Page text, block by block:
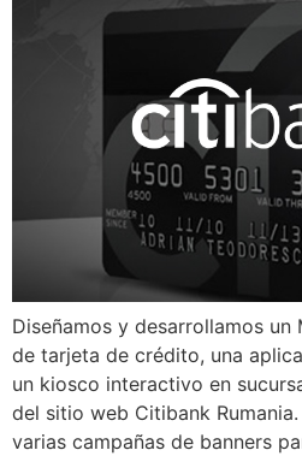
Diseñamos y desarrollamos
de tarjeta de crédito, una
un kiosco interactivo en
del sitio web Citibank
varias campañas de banners